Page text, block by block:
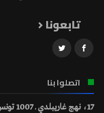
تابعونا
اتصلوا بنا
17، نهج غاريبلدي ـ 1007 تونس